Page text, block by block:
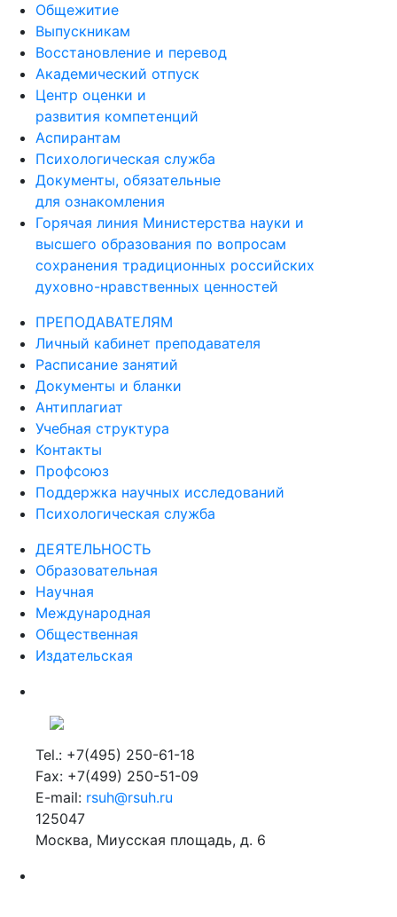
Общежитие
Выпускникам
Восстановление и перевод
Академический отпуск
Центр оценки и
развития компетенций
Аспирантам
Психологическая служба
Документы, обязательные
для ознакомления
Горячая линия Министерства науки и
высшего образования по вопросам
сохранения традиционных российских
духовно-нравственных ценностей
ПРЕПОДАВАТЕЛЯМ
Личный кабинет преподавателя
Расписание занятий
Документы и бланки
Антиплагиат
Учебная структура
Контакты
Профсоюз
Поддержка научных исследований
Психологическая служба
ДЕЯТЕЛЬНОСТЬ
Образовательная
Научная
Международная
Общественная
Издательская
Tel.: +7(495) 250-61-18
Fax: +7(499) 250-51-09
E-mail: rsuh@rsuh.ru
125047
Москва, Миусская площадь, д. 6